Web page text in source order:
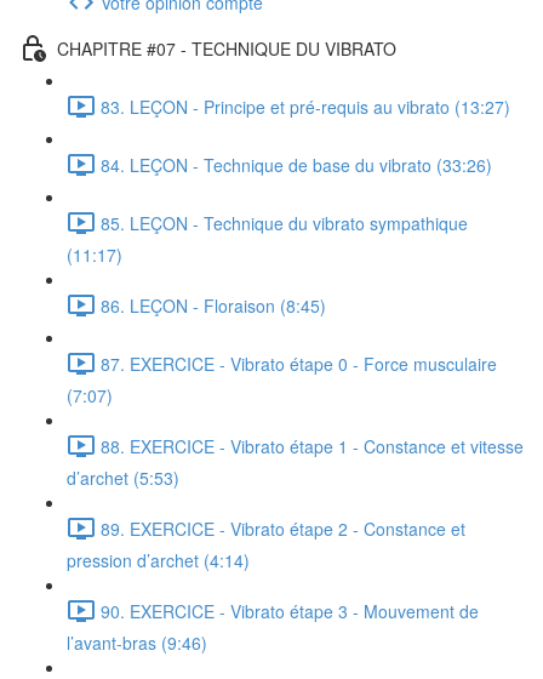
CHAPITRE #07 - TECHNIQUE DU VIBRATO
83. LEÇON - Principe et pré-requis au vibrato (13:27)
84. LEÇON - Technique de base du vibrato (33:26)
85. LEÇON - Technique du vibrato sympathique
(11:17)
86. LEÇON - Floraison (8:45)
87. EXERCICE - Vibrato étape 0 - Force musculaire
(7:07)
88. EXERCICE - Vibrato étape 1 - Constance et vitesse
d’archet (5:53)
89. EXERCICE - Vibrato étape 2 - Constance et
pression d’archet (4:14)
90. EXERCICE - Vibrato étape 3 - Mouvement de
l’avant-bras (9:46)